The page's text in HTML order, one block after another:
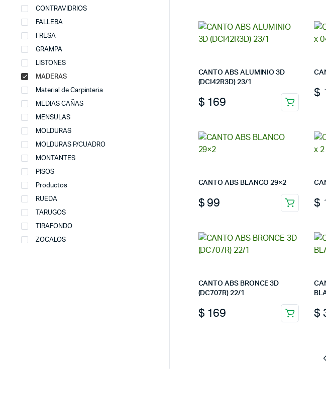
CANTO ABS ALUMINIO 3D
(DCI42R3D) 23/1
$ 169
$
CANTO ABS BLANCO 29×2
$ 99 $
CANTO ABS BRONCE 3D
(DC707R) 22/1
$ 169 $
CONTRAVIDRIOS
FALLEBA
FRESA
GRAMPA
LISTONES
MADERAS
Material de Carpinteria
MEDIAS CAÑAS
MENSULAS
MOLDURAS
MOLDURAS P/CUADRO
MONTANTES
PISOS
Productos
RUEDA
TARUGOS
TIRAFONDO
ZOCALOS